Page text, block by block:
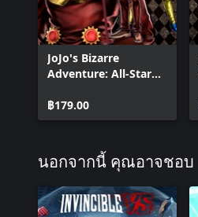
JoJo's Bizarre
Adventure: All-Star
U
฿179.00
นอกจากนี้ คุณอาจชอบ